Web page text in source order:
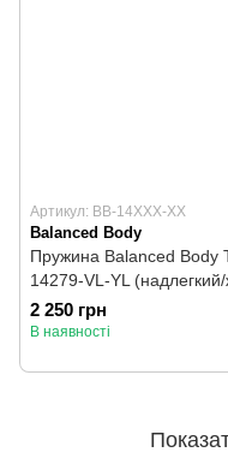
Артикул: BB-14XXX-XX
Balanced Body
Пружина Balanced Body
14279-VL-YL
2 250 грн
В наявності